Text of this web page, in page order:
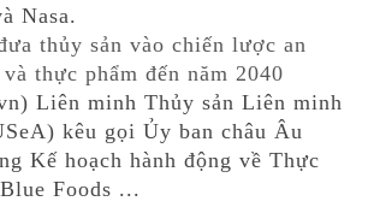
Nasa.
thủy sản vào chiến lược an
thực phẩm đến năm 2040
Liên minh Thủy sản Liên minh
kêu gọi Ủy ban châu Âu
Kế hoạch hành động về Thực
Foods ...